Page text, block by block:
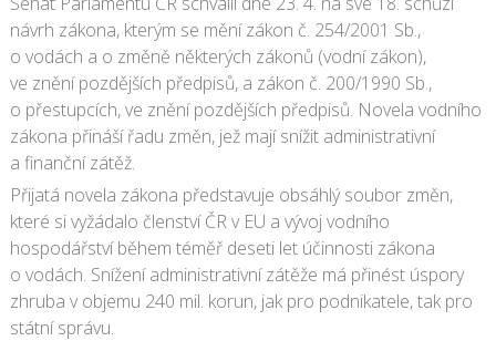
návrh zákona, kterým se mění zákon č. 254/2001 Sb.,
o vodách a o změně některých zákonů (vodní zákon),
ve znění pozdějších předpisů, a zákon č. 200/1990 Sb.,
o přestupcích, ve znění pozdějších předpisů. Novela vodního
zákona přináší řadu změn, jež mají snížit administrativní
a finanční zátěž.
Přijatá novela zákona představuje obsáhlý soubor změn,
které si vyžádalo členství ČR v EU a vývoj vodního
hospodářství během téměř deseti let účinnosti zákona
o vodách. Snížení administrativní zátěže má přinést úspory
zhruba v objemu 240 mil. korun, jak pro podnikatele, tak pro
státní správu.